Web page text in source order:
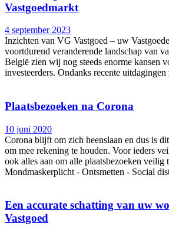
Vastgoedmarkt
4 september 2023
Inzichten van VG Vastgoed – uw
voortdurend veranderende landschap van
België zien wij nog steeds enorme kansen
investeerders. Ondanks recente uitdagingen
Plaatsbezoeken na Corona
10 juni 2020
Corona blijft om zich heenslaan en dus is
om mee rekening te houden. Voor ieders
ook alles aan om alle plaatsbezoeken veilig
Mondmaskerplicht - Ontsmetten - Social
Een accurate schatting van uw
Vastgoed